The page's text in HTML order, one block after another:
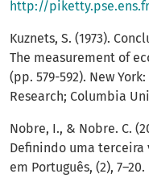
http://
Kuznets, S. (1973).
The measurement of
(pp. 579-592). New
Research; Columbia
Nobre, I., & Nobre. C.
Definindo uma terceira
em Português, (2), 7–20.